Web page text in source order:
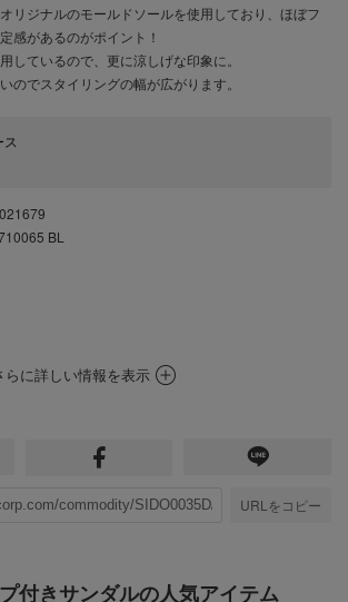
リジナルのモールドソールを使用しており、ほぼフ
感があるのがポイント！
しているので、更に涼しげな印象に。
のでスタイリングの幅が広がります。
ス
BL
らに詳しい情報を表示
URLをコピー
付きサンダルの人気アイテム